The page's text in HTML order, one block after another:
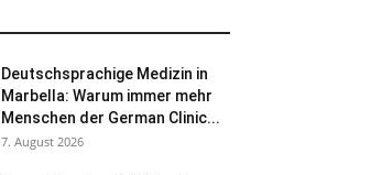
Deutschsprachige Medizin in
Marbella: Warum immer mehr
Menschen der German Clinic...
7. August 2026